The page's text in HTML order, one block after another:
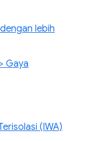
lebih
Gaya
(IWA)